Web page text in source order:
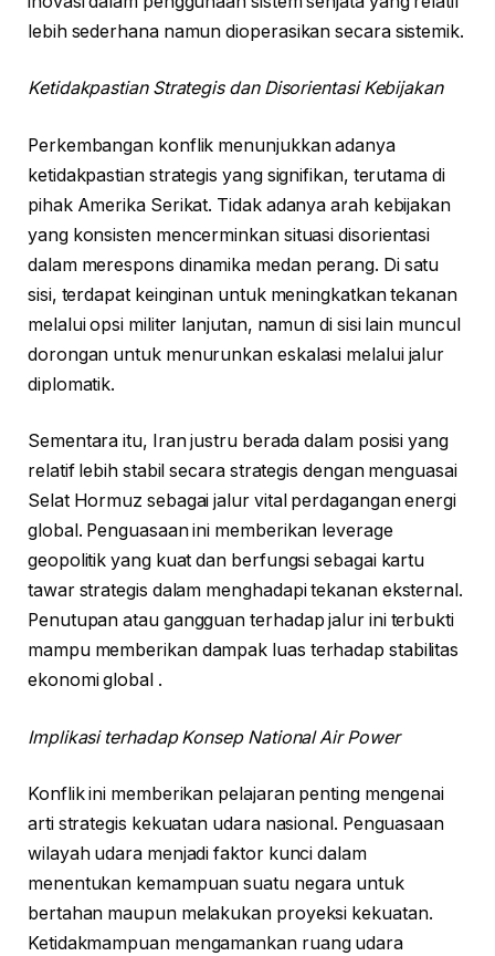
lebih sederhana namun dioperasikan secara sistemik.
Ketidakpastian Strategis dan Disorientasi Kebijakan
Perkembangan konflik menunjukkan adanya
ketidakpastian strategis yang signifikan, terutama di
pihak Amerika Serikat. Tidak adanya arah kebijakan
yang konsisten mencerminkan situasi disorientasi
dalam merespons dinamika medan perang. Di satu
sisi, terdapat keinginan untuk meningkatkan tekanan
melalui opsi militer lanjutan, namun di sisi lain muncul
dorongan untuk menurunkan eskalasi melalui jalur
diplomatik.
Sementara itu, Iran justru berada dalam posisi yang
relatif lebih stabil secara strategis dengan menguasai
Selat Hormuz sebagai jalur vital perdagangan energi
global. Penguasaan ini memberikan leverage
geopolitik yang kuat dan berfungsi sebagai kartu
tawar strategis dalam menghadapi tekanan eksternal.
Penutupan atau gangguan terhadap jalur ini terbukti
mampu memberikan dampak luas terhadap stabilitas
ekonomi global .
Implikasi terhadap Konsep National Air Power
Konflik ini memberikan pelajaran penting mengenai
arti strategis kekuatan udara nasional. Penguasaan
wilayah udara menjadi faktor kunci dalam
menentukan kemampuan suatu negara untuk
bertahan maupun melakukan proyeksi kekuatan.
Ketidakmampuan mengamankan ruang udara